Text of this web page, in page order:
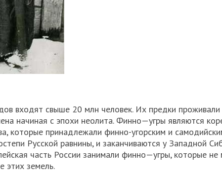
входят свыше 20 млн человек. Их предки проживали
начиная с эпохи неолита. Финно—угры являются
которые принадлежали финно-угорским и
Русской равнины, и заканчиваются у Западной
часть России занимали финно—угры, которые не
этих земель.